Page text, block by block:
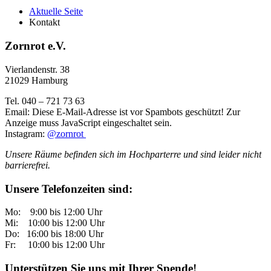
Aktuelle Seite
Kontakt
Zornrot e.V.
Vierlandenstr. 38
21029 Hamburg
Tel. 040 – 721 73 63
Email: Diese E-Mail-Adresse ist vor Spambots geschützt! Zur
Anzeige muss JavaScript eingeschaltet sein.
Instagram: @zornrot
Unsere Räume befinden sich im Hochparterre und sind leider nicht
barrierefrei.
Unsere Telefonzeiten sind:
Mo: 9:00 bis 12:00 Uhr
Mi: 10:00 bis 12:00 Uhr
Do: 16:00 bis 18:00 Uhr
Fr: 10:00 bis 12:00 Uhr
Unterstützen Sie uns mit Ihrer Spende!